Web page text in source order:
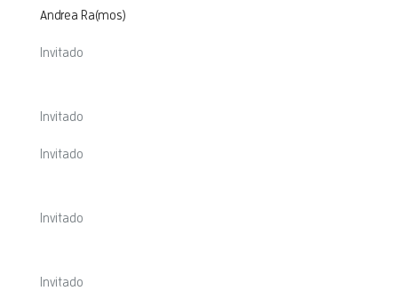
Andrea Ra(mos)
Invitado
Invitado
Invitado
Invitado
Invitado